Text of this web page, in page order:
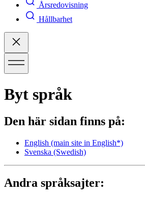
Årsredovisning
Hållbarhet
Byt språk
Den här sidan finns på:
English (main site in English*)
Svenska (Swedish)
Andra språksajter: